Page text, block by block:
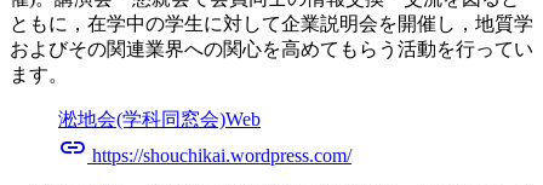
ともに，在学中の学生に対して企業説明会を開催し，地質学
およびその関連業界への関心を高めてもらう活動を行ってい
ます。
淞地会(学科同窓会)Web
link https://shouchikai.wordpress.com/